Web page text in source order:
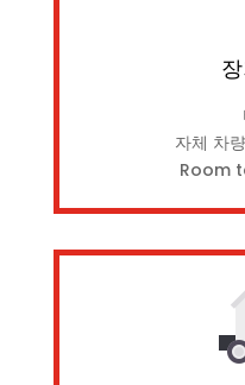
자체 차
Room